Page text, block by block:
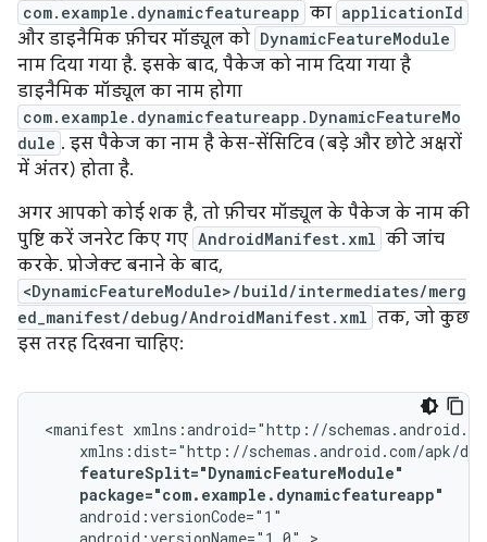
com.example.dynamicfeatureapp का applicationId
और डाइनैमिक फ़ीचर मॉड्यूल को DynamicFeatureModule
नाम दिया गया है. इसके बाद, पैकेज को नाम दिया गया है
डाइनैमिक मॉड्यूल का नाम होगा
com.example.dynamicfeatureapp.DynamicFeatureMo
dule . इस पैकेज का नाम है केस-सेंसिटिव (बड़े और छोटे अक्षरों
में अंतर) होता है.
अगर आपको कोई शक है, तो फ़ीचर मॉड्यूल के पैकेज के नाम की
पुष्टि करें जनरेट किए गए AndroidManifest.xml की जांच
करके. प्रोजेक्ट बनाने के बाद,
<DynamicFeatureModule>/build/intermediates/merg
ed_manifest/debug/AndroidManifest.xml तक, जो कुछ
इस तरह दिखना चाहिए:
<manifest
package="com.example.dynamicfeatureapp"